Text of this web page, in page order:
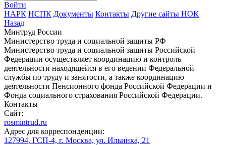
Войти
НАРК НСПК Документы Контакты Другие сайты НОК
Назад
Минтруд России
Министерство труда и социальной защиты РФ
Министерство труда и социальной защиты Российской
Федерации осуществляет координацию и контроль
деятельности находящейся в его ведении Федеральной
службы по труду и занятости, а также координацию
деятельности Пенсионного фонда Российской Федерации и
Фонда социального страхования Российской Федерации.
Контакты
Сайт:
rosmintrud.ru
Адрес для корреспонденции:
127994, ГСП-4, г. Москва, ул. Ильинка, 21